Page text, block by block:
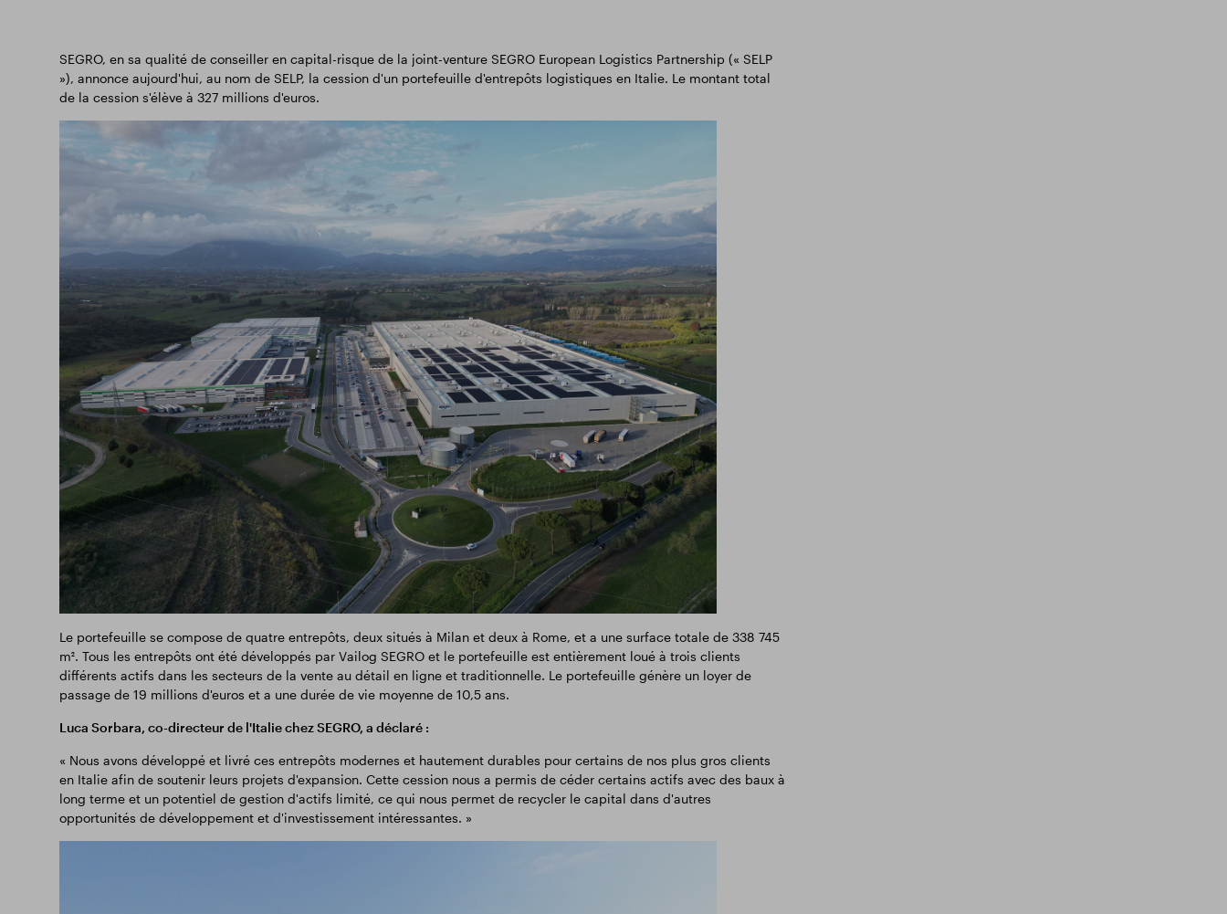
SEGRO, en sa qualité de conseiller en capital-risque de la joint-venture SEGRO European Logistics Partnership (« SELP
»), annonce aujourd'hui, au nom de SELP, la cession d'un portefeuille d'entrepôts logistiques en Italie. Le montant total
de la cession s'élève à 327 millions d'euros.
Le portefeuille se compose de quatre entrepôts, deux situés à Milan et deux à Rome, et a une surface totale de 338 745
m². Tous les entrepôts ont été développés par Vailog SEGRO et le portefeuille est entièrement loué à trois clients
différents actifs dans les secteurs de la vente au détail en ligne et traditionnelle. Le portefeuille génère un loyer de
passage de 19 millions d'euros et a une durée de vie moyenne de 10,5 ans.
Luca Sorbara, co-directeur de l'Italie chez SEGRO, a déclaré :
« Nous avons développé et livré ces entrepôts modernes et hautement durables pour certains de nos plus gros clients
en Italie afin de soutenir leurs projets d'expansion. Cette cession nous a permis de céder certains actifs avec des baux à
long terme et un potentiel de gestion d'actifs limité, ce qui nous permet de recycler le capital dans d'autres
opportunités de développement et d'investissement intéressantes. »